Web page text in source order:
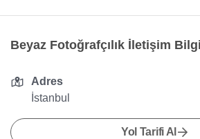
Beyaz Fotoğrafçılık İletişim
Adres
İstanbul
Yol Tarifi Al